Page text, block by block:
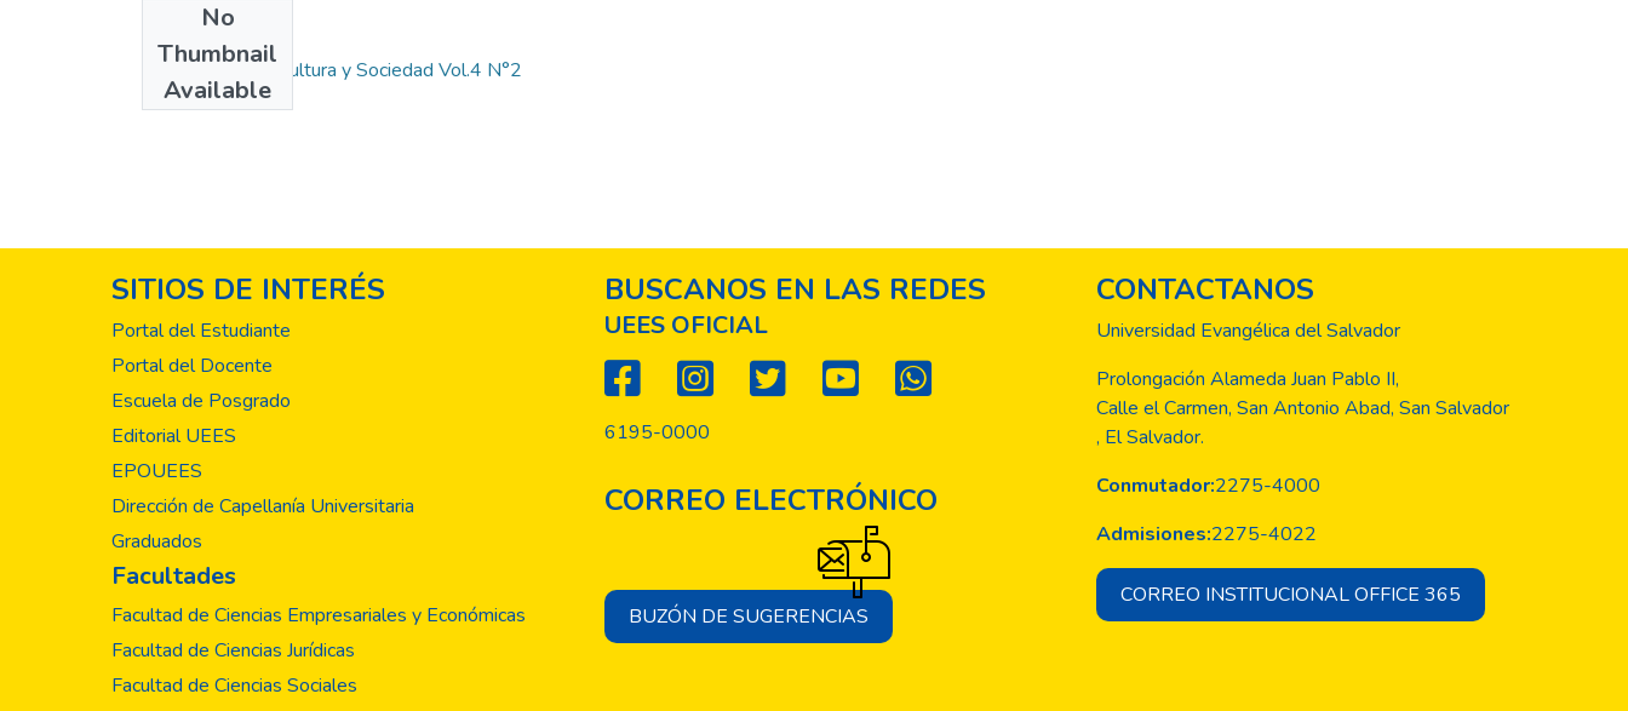
No
Thumbnail
Available
Collections
Revista Ciencia, Cultura y Sociedad Vol.4 N°2
SITIOS DE INTERÉS
Portal del Estudiante
Portal del Docente
Escuela de Posgrado
Editorial UEES
EPOUEES
Dirección de Capellanía Universitaria
Graduados
Facultades
Facultad de Ciencias Empresariales y Económicas
Facultad de Ciencias Jurídicas
Facultad de Ciencias Sociales
BUSCANOS EN LAS REDES
UEES OFICIAL
6195-0000
CORREO ELECTRÓNICO
BUZÓN DE SUGERENCIAS
CONTACTANOS
Universidad Evangélica del Salvador
Prolongación Alameda Juan Pablo II,
Calle el Carmen, San Antonio Abad, San Salvador
, El Salvador.
Conmutador:2275-4000
Admisiones:2275-4022
CORREO INSTITUCIONAL OFFICE 365